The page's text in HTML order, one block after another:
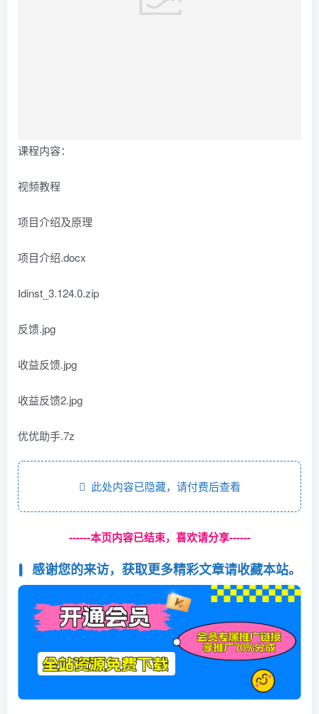
课程内容：
视频教程
项目介绍及原理
项目介绍.docx
Idinst_3.124.0.zip
反馈.jpg
收益反馈.jpg
收益反馈2.jpg
优优助手.7z
此处内容已隐藏，请付费后查看
------本页内容已结束，喜欢请分享------
感谢您的来访，获取更多精彩文章请收藏本站。